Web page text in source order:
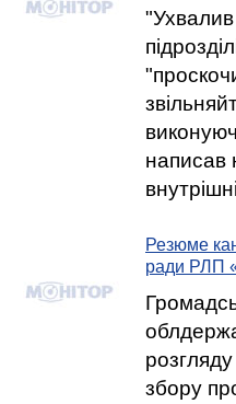
написав
Резюме
ради РЛП
збору